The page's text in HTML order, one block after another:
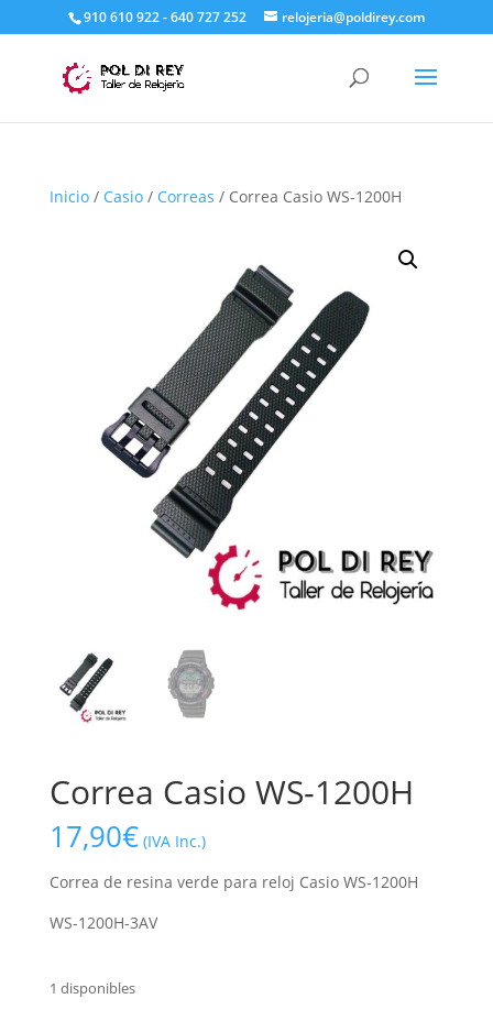
910 610 922 - 640 727 252 relojeria@poldirey.com
Inicio/ Casio/ Correas / Correa Casio WS-1200H
Correa Casio WS-1200H
17,90€ (IVA Inc.)
Correa de resina verde para reloj Casio WS-1200H
WS-1200H-3AV
1 disponibles